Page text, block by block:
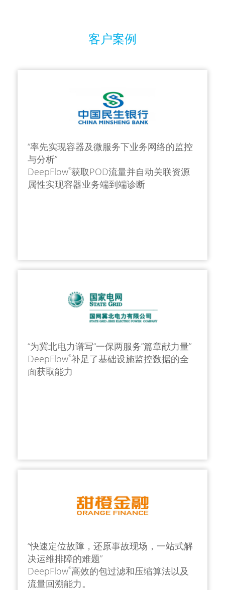
客户案例
“率先实现容器及微服务下业务网络的监控
与分析”
DeepFlow®获取POD流量并自动关联资源
属性实现容器业务端到端诊断
“为冀北电力谱写“一保两服务”篇章献力量”
DeepFlow®补足了基础设施监控数据的全
面获取能力
“快速定位故障，还原事故现场，一站式解
决运维排障的难题”
DeepFlow®高效的包过滤和压缩算法以及
流量回溯能力。